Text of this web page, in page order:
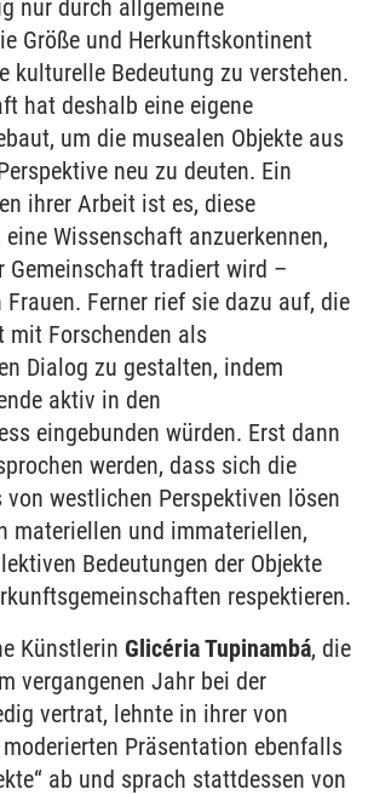
nur durch allgemeine
Größe und Herkunftskontinent
kulturelle Bedeutung zu verstehen.
hat deshalb eine eigene
um die musealen Objekte aus
neu zu deuten. Ein
ihrer Arbeit ist es, diese
Wissenschaft anzuerkennen,
Gemeinschaft tradiert wird –
Frauen. Ferner rief sie dazu auf, die
mit Forschenden als
Dialog zu gestalten, indem
aktiv in den
eingebunden würden. Erst dann
werden, dass sich die
von westlichen Perspektiven lösen
materiellen und immateriellen,
Bedeutungen der Objekte
respektieren.
Künstlerin Glicéria Tupinambá, die
vergangenen Jahr bei der
vertrat, lehnte in ihrer von
moderierten Präsentation ebenfalls
ab und sprach stattdessen von